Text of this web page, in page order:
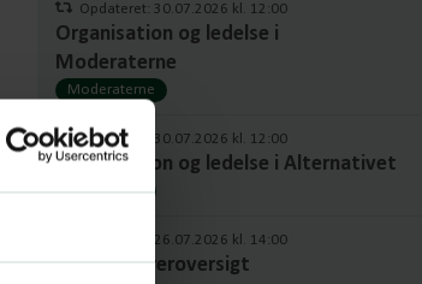
Opdateret: 30.07.2026 kl. 12:00
Organisation og ledelse i
Moderaterne
Moderaterne
Opdateret: 30.07.2026 kl. 12:00
Organisation og ledelse i Alternativet
Alternativet
Opdateret: 26.07.2026 kl. 14:00
Fuld ordføreroversigt